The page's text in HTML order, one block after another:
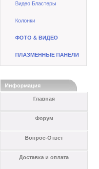
Видео Бластеры
Колонки
ФОТО & ВИДЕО
ПЛАЗМЕННЫЕ ПАНЕЛИ
Информация
Главная
Форум
Вопрос-Ответ
Доставка и оплата